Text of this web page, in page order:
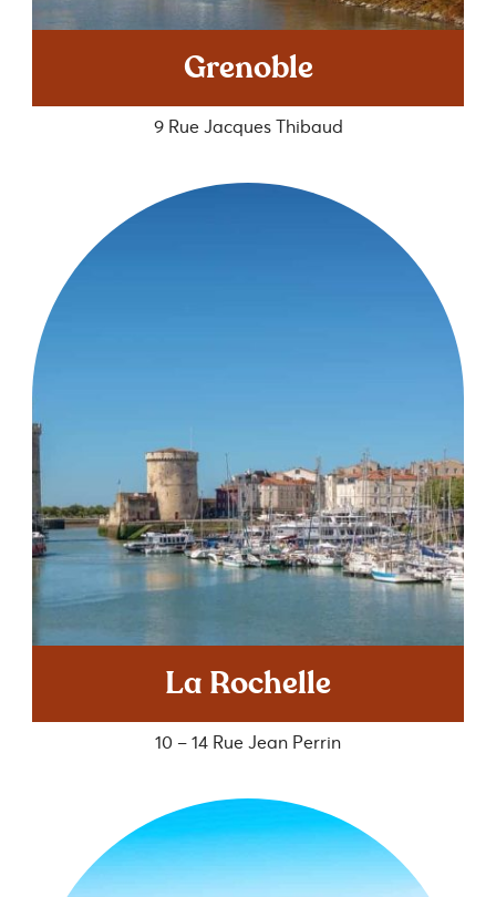
Grenoble
9 Rue Jacques Thibaud
La Rochelle
10 – 14 Rue Jean Perrin